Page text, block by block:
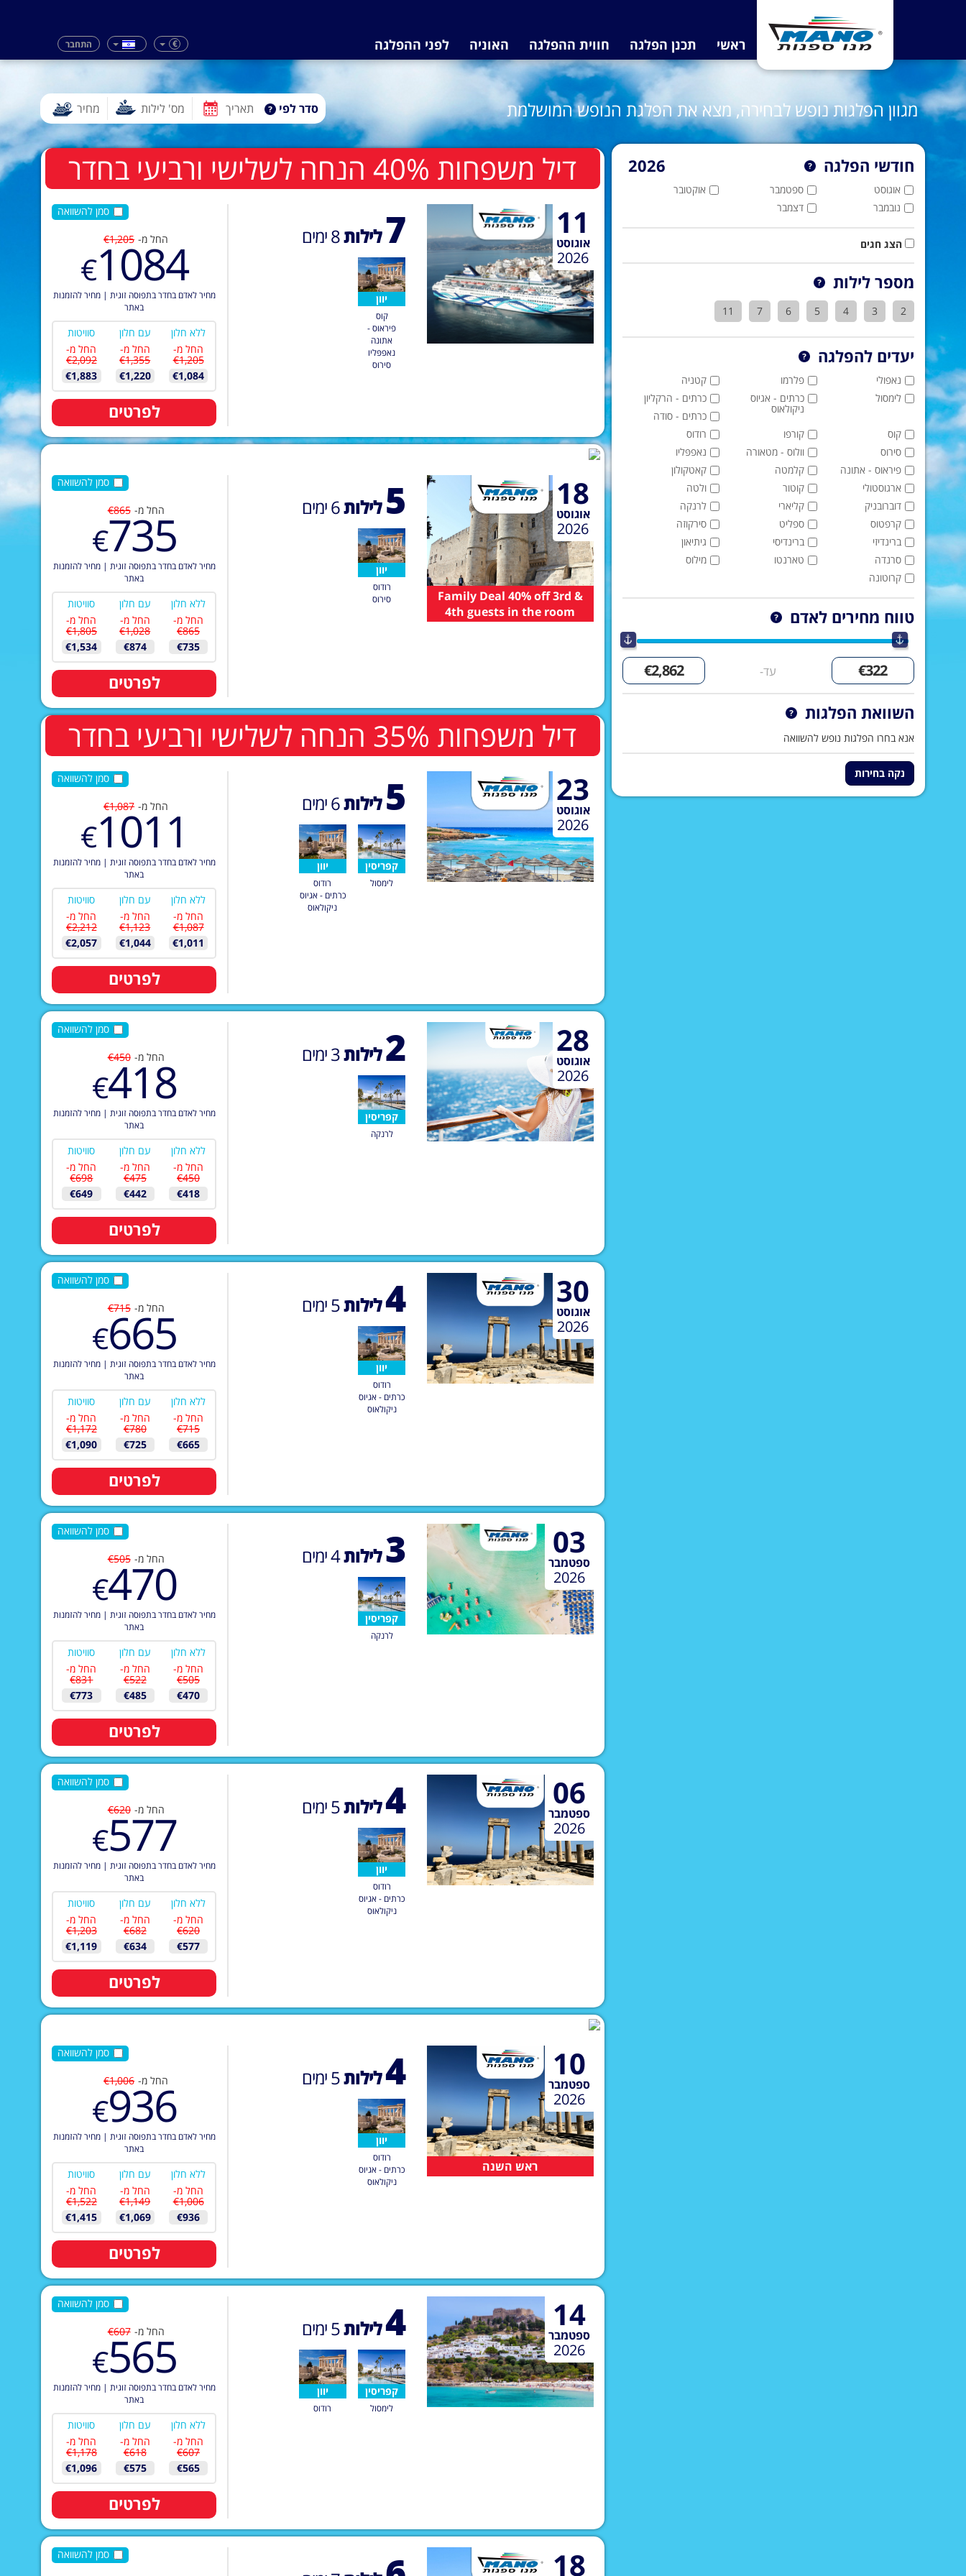
ראשי תכנן הפלגה חווית ההפלגה האוניה לפני ההפלגה € התחבר
מגוון הפלגות נופש לבחירה, מצא את הפלגת הנופש המושלמת
חודשי הפלגה 2026
אוגוסט ספטמבר
אוקטובר
נובמבר
דצמבר
הצג חגים
מספר לילות
2
3
4
5
6
7
11
יעדים להפלגה
נאפולי פלרמו
קטניה
לימסול
כרתים - אגיוס
ניקולאוס
כרתים - הרקליון
כרתים - סודה
קוס
קורפו
רודוס
סירוס
וולוס - מטאורה
נאפפּליו
פיראוס - אתונה
קלמטה
קאטקולון
ארגוסטולי
קוטור
ולטה
דוברובניק
קליארי
לרנקה
קרפטוס
ספליט
סירקוזה
ברינדיזי
ברינדיסי
גיתיאון
סרנדה
טארנטו
מילוס
קרוטונה
טווח מחירים לאדם
עד-
השוואת הפלגות
אנא בחרו הפלגות נופש להשוואה
נקה בחירות
סדר לפי תאריך מס' לילות מחיר
דיל משפחות 40% הנחה לשלישי ורביעי בחדר
סמן להשוואה
החל מ- €1,205
€1084
מחיר לאדם בחדר בתפוסה זוגית |מחיר להזמנות
באתר
ללא חלון
החל מ-
€1,205
€1,084
עם חלון
החל מ-
€1,355
€1,220
סוויטות
החל מ-
€2,092
€1,883
לפרטים
7לילות8ימים
יוון
קוס
פיראוס -
אתונה
נאפפּליו
סירוס
11
אוגוסט
2026
סמן להשוואה
החל מ- €865
€735
מחיר לאדם בחדר בתפוסה זוגית |מחיר להזמנות
באתר
ללא חלון
החל מ-
€865
€735
עם חלון
החל מ-
€1,028
€874
סוויטות
החל מ-
€1,805
€1,534
לפרטים
5 לילות6ימים
יוון
רודוס
סירוס
Family Deal 40% off 3rd &
4th guests in the room
18
אוגוסט
2026
דיל משפחות 35% הנחה לשלישי ורביעי בחדר
סמן להשוואה
החל מ- €1,087
€1011
מחיר לאדם בחדר בתפוסה זוגית |מחיר להזמנות
באתר
ללא חלון
החל מ-
€1,087
€1,011
עם חלון
החל מ-
€1,123
€1,044
סוויטות
החל מ-
€2,212
€2,057
לפרטים
5 לילות6ימים
קפריסין
לימסול
יוון
רודוס
כרתים - אגיוס
ניקולאוס
23
אוגוסט
2026
סמן להשוואה
החל מ- €450
€418
מחיר לאדם בחדר בתפוסה זוגית |מחיר להזמנות
באתר
ללא חלון
החל מ-
€450
€418
עם חלון
החל מ-
€475
€442
סוויטות
החל מ-
€698
€649
לפרטים
2לילות3ימים
קפריסין
לרנקה
28
אוגוסט
2026
סמן להשוואה
החל מ- €715
€665
מחיר לאדם בחדר בתפוסה זוגית |מחיר להזמנות
באתר
ללא חלון
החל מ-
€715
€665
עם חלון
החל מ-
€780
€725
סוויטות
החל מ-
€1,172
€1,090
לפרטים
4לילות5ימים
יוון
רודוס
כרתים - אגיוס
ניקולאוס
30
אוגוסט
2026
סמן להשוואה
החל מ- €505
€470
מחיר לאדם בחדר בתפוסה זוגית |מחיר להזמנות
באתר
ללא חלון
החל מ-
€505
€470
עם חלון
החל מ-
€522
€485
סוויטות
החל מ-
€831
€773
לפרטים
3לילות4ימים
קפריסין
לרנקה
03
ספטמבר
2026
סמן להשוואה
החל מ- €620
€577
מחיר לאדם בחדר בתפוסה זוגית |מחיר להזמנות
באתר
ללא חלון
החל מ-
€620
€577
עם חלון
החל מ-
€682
€634
סוויטות
החל מ-
€1,203
€1,119
לפרטים
4לילות5ימים
יוון
רודוס
כרתים - אגיוס
ניקולאוס
06
ספטמבר
2026
סמן להשוואה
החל מ- €1,006
€936
מחיר לאדם בחדר בתפוסה זוגית |מחיר להזמנות
באתר
ללא חלון
החל מ-
€1,006
€936
עם חלון
החל מ-
€1,149
€1,069
סוויטות
החל מ-
€1,522
€1,415
לפרטים
4לילות5ימים
יוון
רודוס
כרתים - אגיוס
ניקולאוס
ראש השנה
10
ספטמבר
2026
סמן להשוואה
החל מ- €607
€565
מחיר לאדם בחדר בתפוסה זוגית |מחיר להזמנות
באתר
ללא חלון
החל מ-
€607
€565
עם חלון
החל מ-
€618
€575
סוויטות
החל מ-
€1,178
€1,096
לפרטים
4לילות5ימים
קפריסין
לימסול
יוון
רודוס
14
ספטמבר
2026
סמן להשוואה 18